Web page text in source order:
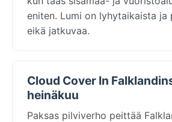
eniten. Lumi on lyhytaikaista ja
eikä jatkuvaa.
Cloud Cover In
heinäkuu
Paksas pilviverho peittää